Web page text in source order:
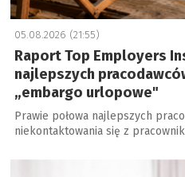
05.08.2026 (21:55)
Raport Top Employers
najlepszych
„embargo urlopowe"
Prawie połowa najlepszych
niekontaktowania się z